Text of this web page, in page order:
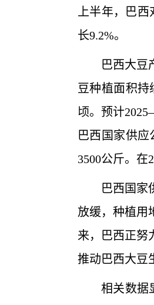
上半年，巴
长9.2%。
巴西大豆产
豆种植面积持
顷。预计
巴西国家供应
3500公斤。在
巴西国家供
放缓，种植用
来，巴西正努
推动巴西大豆
相关数据显